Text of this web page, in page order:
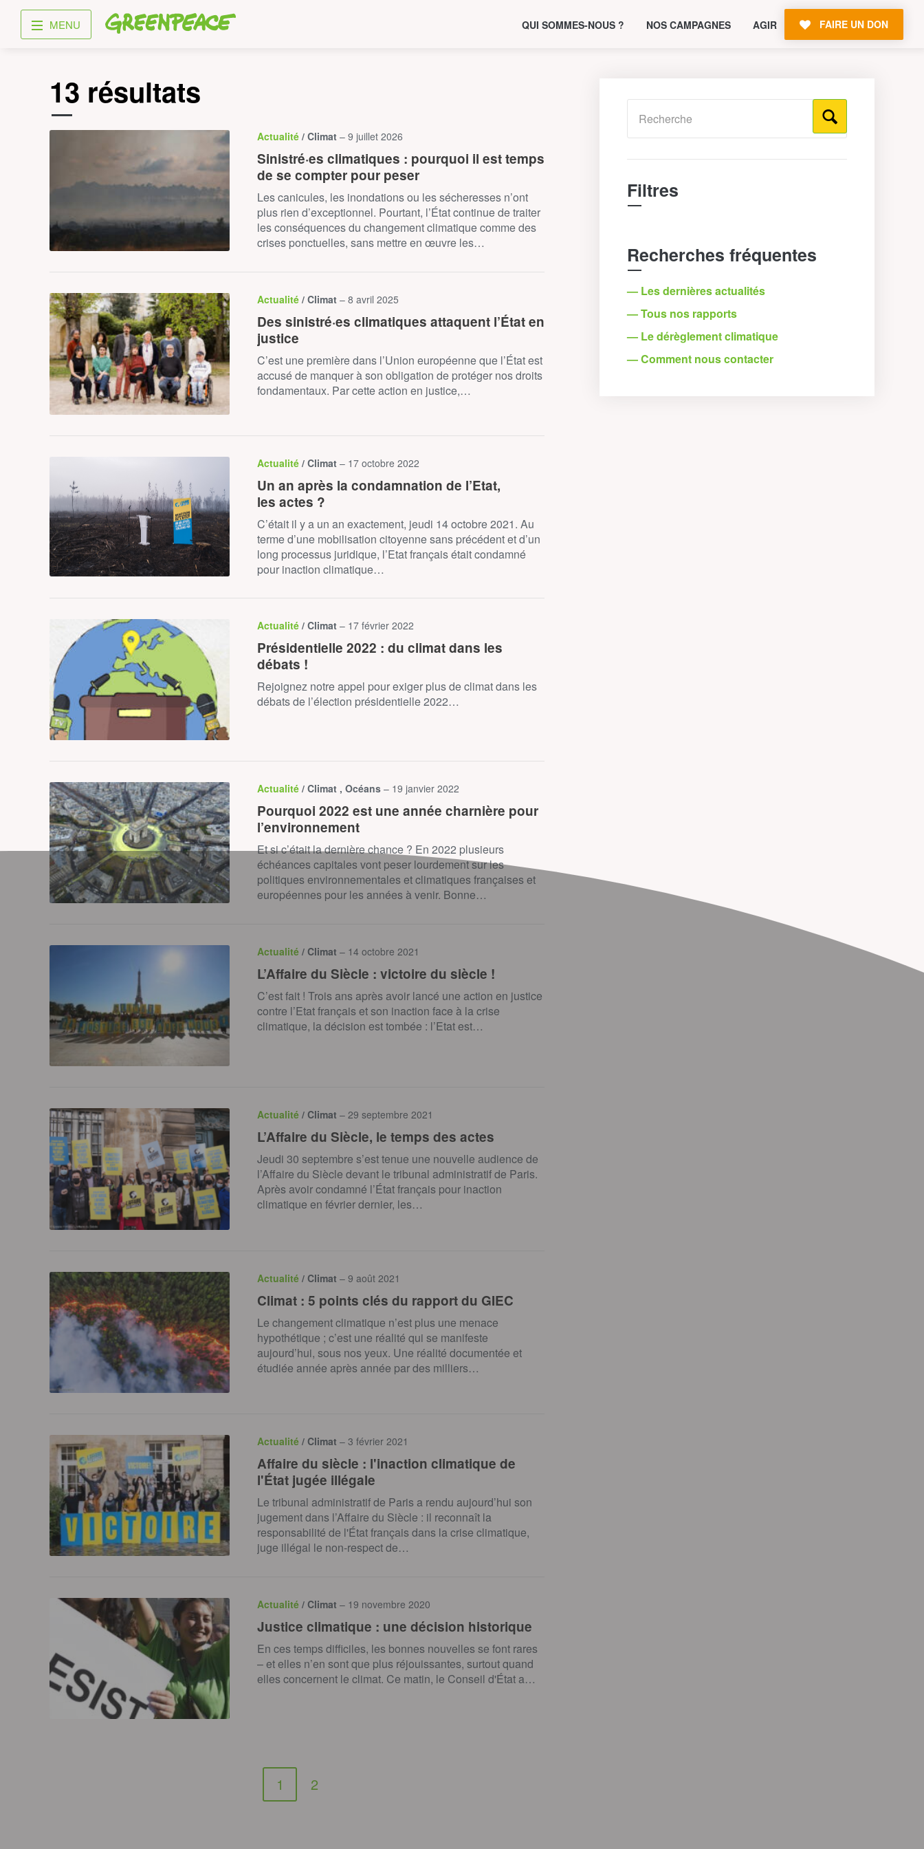
Greenpeace
MENU QUI SOMMES-NOUS ? NOS CAMPAGNES AGIR FAIRE UN DON
Filtres
Recherches fréquentes
— Les dernières actualités
— Tous nos rapports
— Le dérèglement climatique
— Comment nous contacter
13 résultats
Actualité / Climat – 9 juillet 2026
Sinistré·es climatiques : pourquoi il est temps
de se compter pour peser
Les canicules, les inondations ou les sécheresses n’ont
plus rien d’exceptionnel. Pourtant, l’État continue de traiter
les conséquences du changement climatique comme des
crises ponctuelles, sans mettre en œuvre les…
Actualité / Climat – 8 avril 2025
Des sinistré·es climatiques attaquent l’État en
justice
C’est une première dans l’Union européenne que l’État est
accusé de manquer à son obligation de protéger nos droits
fondamentaux. Par cette action en justice,…
Actualité / Climat – 17 octobre 2022
Un an après la condamnation de l’Etat,
les actes ?
C’était il y a un an exactement, jeudi 14 octobre 2021. Au
terme d’une mobilisation citoyenne sans précédent et d’un
long processus juridique, l’Etat français était condamné
pour inaction climatique…
Actualité / Climat – 17 février 2022
Présidentielle 2022 : du climat dans les
débats !
Rejoignez notre appel pour exiger plus de climat dans les
débats de l’élection présidentielle 2022…
Actualité / Climat , Océans – 19 janvier 2022
Pourquoi 2022 est une année charnière pour
l’environnement
Et si c’était la dernière chance ? En 2022 plusieurs
échéances capitales vont peser lourdement sur les
politiques environnementales et climatiques françaises et
européennes pour les années à venir. Bonne…
Actualité / Climat – 14 octobre 2021
L’Affaire du Siècle : victoire du siècle !
C’est fait ! Trois ans après avoir lancé une action en justice
contre l’Etat français et son inaction face à la crise
climatique, la décision est tombée : l’Etat est…
Actualité / Climat – 29 septembre 2021
L’Affaire du Siècle, le temps des actes
Jeudi 30 septembre s’est tenue une nouvelle audience de
l’Affaire du Siècle devant le tribunal administratif de Paris.
Après avoir condamné l’État français pour inaction
climatique en février dernier, les…
Actualité / Climat – 9 août 2021
Climat : 5 points clés du rapport du GIEC
Le changement climatique n’est plus une menace
hypothétique ; c’est une réalité qui se manifeste
aujourd’hui, sous nos yeux. Une réalité documentée et
étudiée année après année par des milliers…
Actualité / Climat – 3 février 2021
Affaire du siècle : l'inaction climatique de
l'État jugée illégale
Le tribunal administratif de Paris a rendu aujourd’hui son
jugement dans l’Affaire du Siècle : il reconnaît la
responsabilité de l'État français dans la crise climatique,
juge illégal le non-respect de…
Actualité / Climat – 19 novembre 2020
Justice climatique : une décision historique
En ces temps difficiles, les bonnes nouvelles se font rares
– et elles n’en sont que plus réjouissantes, surtout quand
elles concernent le climat. Ce matin, le Conseil d'État a…
1 2